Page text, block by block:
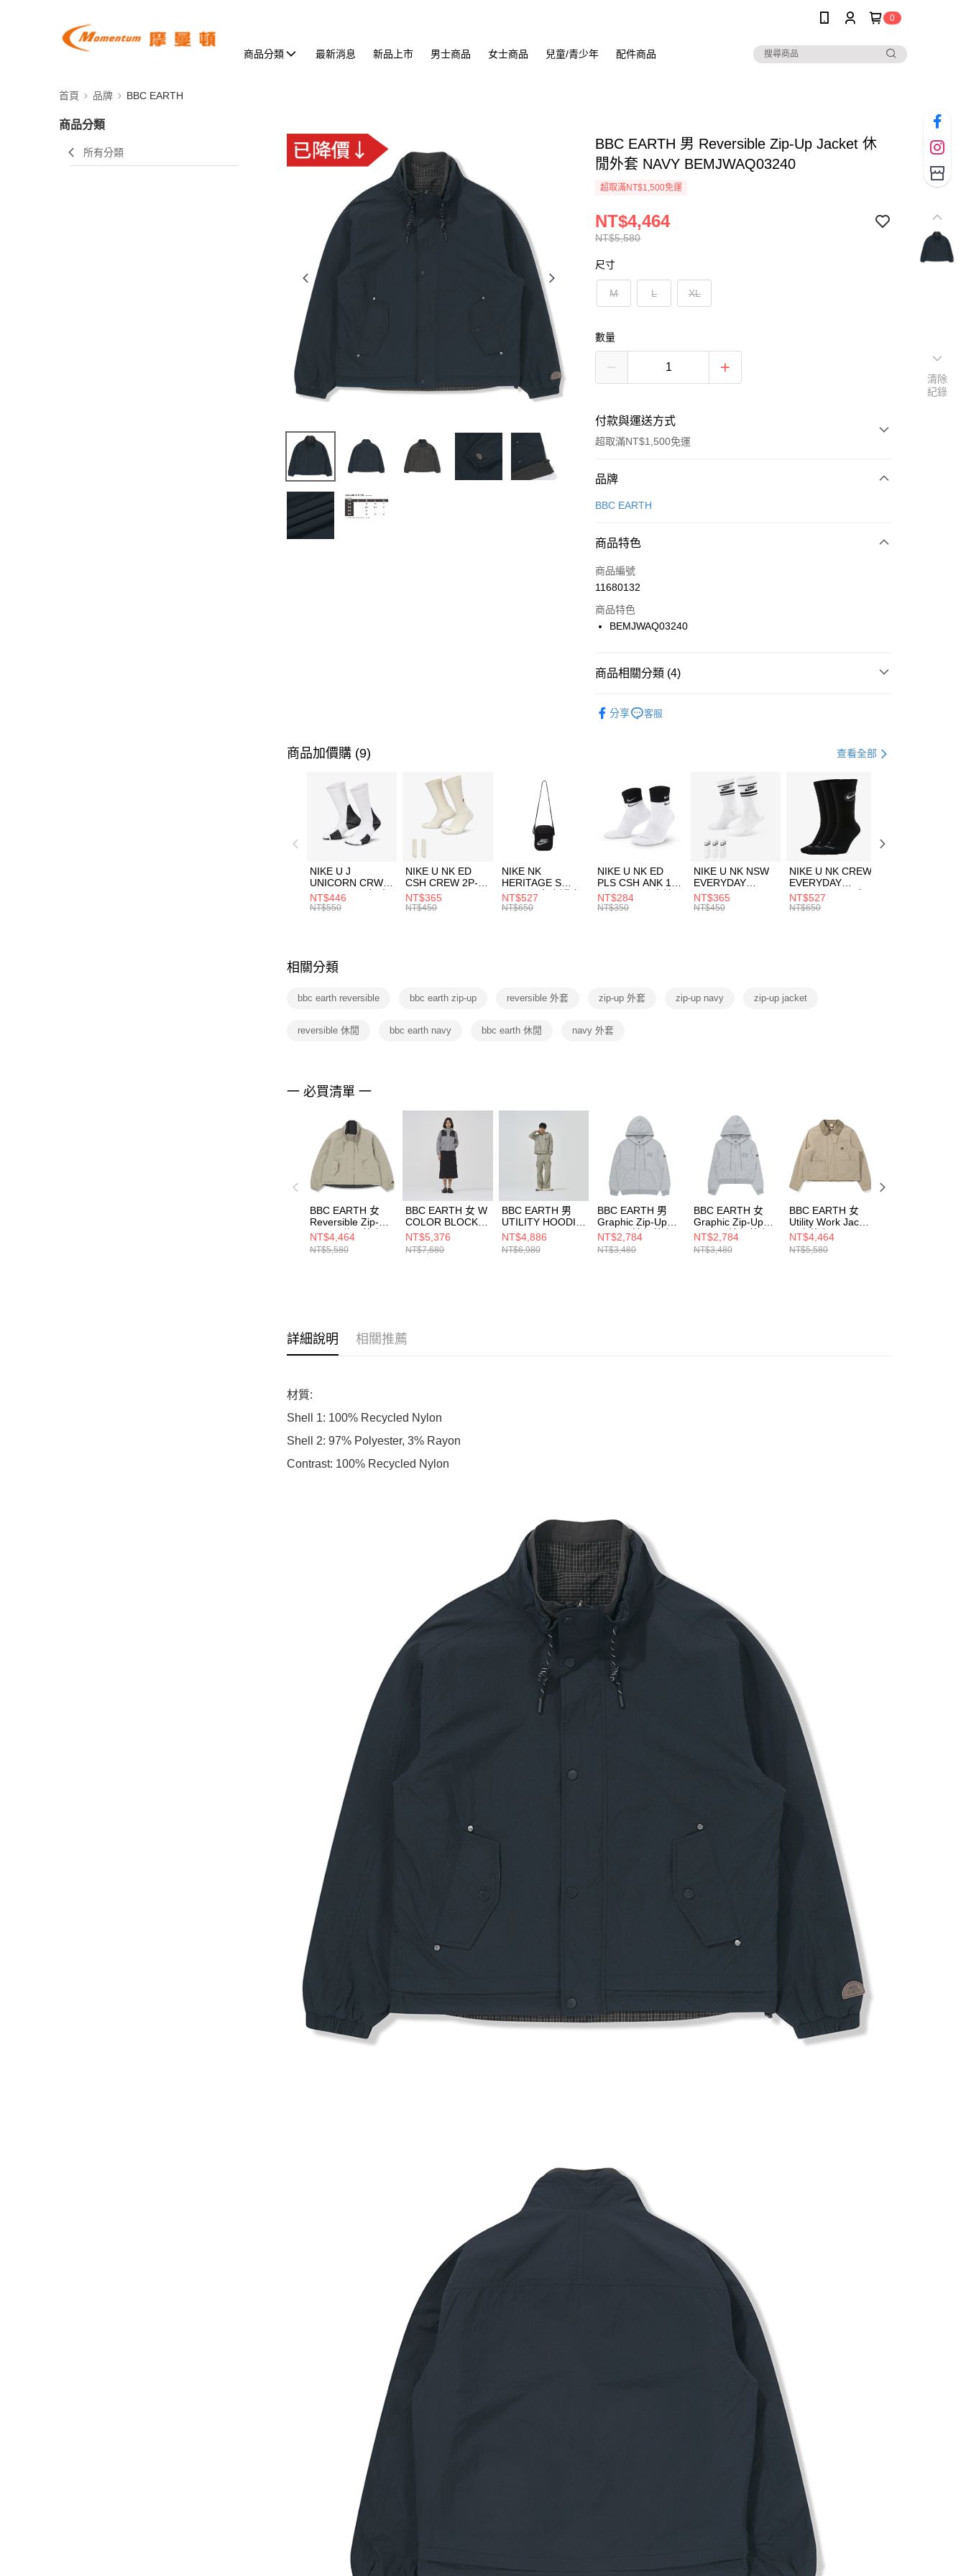
0
商品分類 最新消息 新品上市 男士商品 女士商品 兒童/青少年 配件商品
首頁 品牌 BBC EARTH
商品分類
所有分類
BBC EARTH 男 Reversible Zip-Up Jacket 休
閒外套 NAVY BEMJWAQ03240
超取滿NT$1,500免運
NT$5,580
NT$4,464
尺寸
M L XL
數量
付款與運送方式
超取滿NT$1,500免運
付款方式
信用卡一次付款
合作金庫商業銀行
華南商業銀行
上海商業儲蓄銀行
國泰世華商業銀行
聯邦商業銀行
台新國際商業銀行
LINE Pay
Apple Pay
【關於「AFTEE先享後付」】
３．安心：先確認商品／服務後，再付款。
【「AFTEE先享後付」結帳流程】
１．於結帳方式選擇「AFTEE先享後付」後，將跳轉至「AFTEE先享後
付」結帳頁面，進行簡訊認證並確認金額後，即可完成結帳。
２．訂單成立數日內，您將收到繳費通知簡訊。
３．收到繳費通知簡訊後14天內，點擊此簡訊中的連結，可透過四大超商
／ATM／網路銀行／等多元方式進行付款，方視為交易完成。
※ 請注意：結帳手續完成當下不需立刻繳費，但若您需要取消訂單，請聯
絡購買商品的店家。未經商家同意取消之訂單仍視為有效，需透過AFTEE
先享後付繳納相關費用。
交易，需依本服務之必要範圍內提供個人資料，並將交易相關給付款項請
２．關於個人資料處理事宜，請瀏覽以下網址：
結果請求用戶進行身份認證。
５．嚴禁一人註冊多個帳號或使用他人資訊註冊。若發現惡意使用之情
形，恩沛科技股份有限公司將有權停止該用戶之使用額度並採取法律行
動。
每筆NT$100，滿NT$1,500(含以上)免運費
每筆NT$100，滿NT$1,500(含以上)免運費
付款後門市自取
每筆NT$100，滿NT$1,500(含以上)免運費
品牌
BBC EARTH
商品特色
商品編號
11680132
商品特色
BEMJWAQ03240
商品相關分類 (4)
分享 客服
商品加價購 (9) 查看全部
NIKE U J
UNICORN CRW
1PR -160 男女 中
統襪 FZ3393100
NT$446
NT$550
NIKE U NK ED
CSH CREW 2P-
144 EMBRDY 男
女 短統襪
NT$365
NT$450
NIKE NK
HERITAGE S
SMIT 男女 側背包
BA5871010
NT$527
NT$650
NIKE U NK ED
PLS CSH ANK 1P
144 DBL 男 中統
襪 DH4058104
NT$284
NT$350
NIKE U NK NSW
EVERYDAY
ESSENTIAL CR
男女 短統襪
NT$365
NT$450
NIKE U NK CREW
EVERYDAY
BBALL 3PR 男女
長統襪
NT$527
NT$650
相關分類
bbc earth reversible bbc earth zip-up reversible 外套 zip-up 外套 zip-up navy zip-up jacket
reversible 休閒 bbc earth navy bbc earth 休閒 navy 外套
一 必買清單 一
BBC EARTH 女
Reversible Zip-Up
Jacket 休閒外套
BEIGE
BEFJWAQ03310
NT$4,464
NT$5,580
BBC EARTH 女 W
COLOR BLOCK
CONVERTIBLE
JACKET 兩穿休閒
外套 灰色
NT$5,376
NT$7,680
BBC EARTH 男
UTILITY HOODIE
CONVERTIBLE
JACKET 兩穿休閒
外套 橄綠
NT$4,886
NT$6,980
BBC EARTH 男
Graphic Zip-Up
Hoodie 連帽外套
M/GREY
BEMMZAQ01140
NT$2,784
NT$3,480
BBC EARTH 女
Graphic Zip-Up
Hoodie 連帽外套
M/GREY
BEFMZAQ01140
NT$2,784
NT$3,480
BBC EARTH 女
Utility Work Jacket
風衣外套 D/BEIGE
BEFJWAQ01990
NT$4,464
NT$5,580
詳細說明 相關推薦
材質:
Shell 1: 100% Recycled Nylon
Shell 2: 97% Polyester, 3% Rayon
Contrast: 100% Recycled Nylon
清除
紀錄